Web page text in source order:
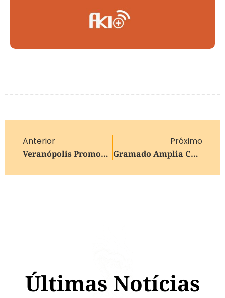
Anterior
Veranópolis Promoverá O 1º Jantar Italiano Em Abril
Próximo
Gramado Amplia Combate Ao HIV E Passa A Oferecer PrEP Em Todas UBS’s
Últimas Notícias